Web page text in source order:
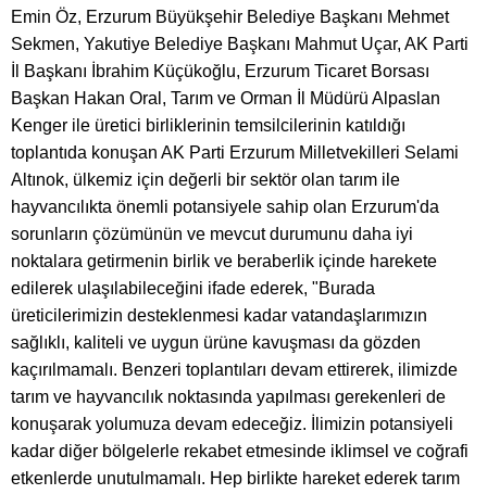
Emin Öz, Erzurum Büyükşehir Belediye Başkanı Mehmet
Sekmen, Yakutiye Belediye Başkanı Mahmut Uçar, AK Parti
İl Başkanı İbrahim Küçükoğlu, Erzurum Ticaret Borsası
Başkan Hakan Oral, Tarım ve Orman İl Müdürü Alpaslan
Kenger ile üretici birliklerinin temsilcilerinin katıldığı
toplantıda konuşan AK Parti Erzurum Milletvekilleri Selami
Altınok, ülkemiz için değerli bir sektör olan tarım ile
hayvancılıkta önemli potansiyele sahip olan Erzurum'da
sorunların çözümünün ve mevcut durumunu daha iyi
noktalara getirmenin birlik ve beraberlik içinde harekete
edilerek ulaşılabileceğini ifade ederek, "Burada
üreticilerimizin desteklenmesi kadar vatandaşlarımızın
sağlıklı, kaliteli ve uygun ürüne kavuşması da gözden
kaçırılmamalı. Benzeri toplantıları devam ettirerek, ilimizde
tarım ve hayvancılık noktasında yapılması gerekenleri de
konuşarak yolumuza devam edeceğiz. İlimizin potansiyeli
kadar diğer bölgelerle rekabet etmesinde iklimsel ve coğrafi
etkenlerde unutulmamalı. Hep birlikte hareket ederek tarım